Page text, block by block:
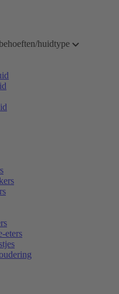
huidtype
eters